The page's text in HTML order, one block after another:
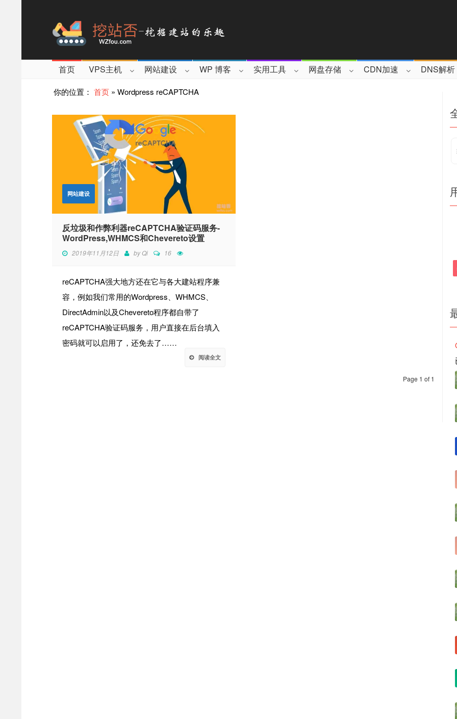
首页 VPS主机 网站建设 WP 博客 实用工具 网盘存储 CDN加速 DNS解析
你的位置： 首页 » Wordpress reCAPTCHA
网站建设
反垃圾和作弊利器reCAPTCHA验证码服务-
WordPress,WHMCS和Chevereto设置
2019年11月12日 byQi 16
reCAPTCHA强大地方还在它与各大建站程序兼
容，例如我们常用的Wordpress、WHMCS、
DirectAdmin以及Chevereto程序都自带了
reCAPTCHA验证码服务，用户直接在后台填入
密码就可以启用了，还免去了……
阅读全文
Page 1 of 1